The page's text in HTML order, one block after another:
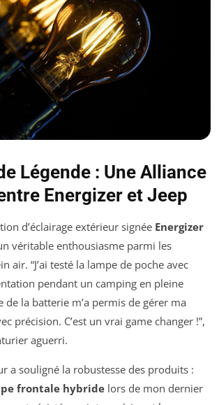
Légende : Une Alliance
Energizer et Jeep
d’éclairage extérieur signée Energizer
véritable enthousiasme parmi les
air. “J’ai testé la lampe de poche avec
pendant un camping en pleine
de la batterie m’a permis de gérer ma
précision. C’est un vrai game changer !”,
aguerri.
a souligné la robustesse des produits :
frontale hybride lors de mon dernier